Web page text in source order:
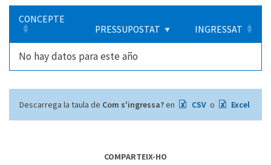
CONCEPTE
PRESSUPOSTAT
INGRESSAT
No hay datos para este año
Descarrega la taula de Com s'ingressa?en CSV o Excel
COMPARTEIX-HO